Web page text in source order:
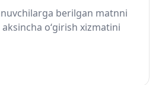
berilgan matnni
o‘girish xizmatini